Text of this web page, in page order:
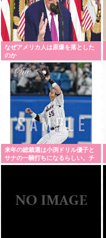
なぜアメリカ人は原爆を落とした
のか
来年の総裁選は小渕ドリル優子と
サナの一騎打ちになるらしい。チ
ョンモメンはどっちを応援する